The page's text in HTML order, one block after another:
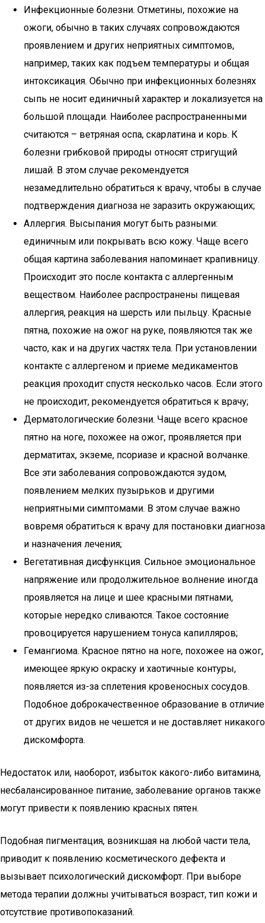
Инфекционные болезни. Отметины, похожие на
ожоги, обычно в таких случаях сопровождаются
проявлением и других неприятных симптомов,
например, таких как подъем температуры и общая
интоксикация. Обычно при инфекционных болезнях
сыпь не носит единичный характер и локализуется на
большой площади. Наиболее распространенными
считаются – ветряная оспа, скарлатина и корь. К
болезни грибковой природы относят стригущий
лишай. В этом случае рекомендуется
незамедлительно обратиться к врачу, чтобы в случае
подтверждения диагноза не заразить окружающих;
Аллергия. Высыпания могут быть разными:
единичным или покрывать всю кожу. Чаще всего
общая картина заболевания напоминает крапивницу.
Происходит это после контакта с аллергенным
веществом. Наиболее распространены пищевая
аллергия, реакция на шерсть или пыльцу. Красные
пятна, похожие на ожог на руке, появляются так же
часто, как и на других частях тела. При установлении
контакте с аллергеном и приеме медикаментов
реакция проходит спустя несколько часов. Если этого
не происходит, рекомендуется обратиться к врачу;
Дерматологические болезни. Чаще всего красное
пятно на ноге, похожее на ожог, проявляется при
дерматитах, экземе, псориазе и красной волчанке.
Все эти заболевания сопровождаются зудом,
появлением мелких пузырьков и другими
неприятными симптомами. В этом случае важно
вовремя обратиться к врачу для постановки диагноза
и назначения лечения;
Вегетативная дисфункция. Сильное эмоциональное
напряжение или продолжительное волнение иногда
проявляется на лице и шее красными пятнами,
которые нередко сливаются. Такое состояние
провоцируется нарушением тонуса капилляров;
Гемангиома. Красное пятно на ноге, похожее на ожог,
имеющее яркую окраску и хаотичные контуры,
появляется из-за сплетения кровеносных сосудов.
Подобное доброкачественное образование в отличие
от других видов не чешется и не доставляет никакого
дискомфорта.
Недостаток или, наоборот, избыток какого-либо витамина,
несбалансированное питание, заболевание органов также
могут привести к появлению красных пятен.
Подобная пигментация, возникшая на любой части тела,
приводит к появлению косметического дефекта и
вызывает психологический дискомфорт. При выборе
метода терапии должны учитываться возраст, тип кожи и
отсутствие противопоказаний.